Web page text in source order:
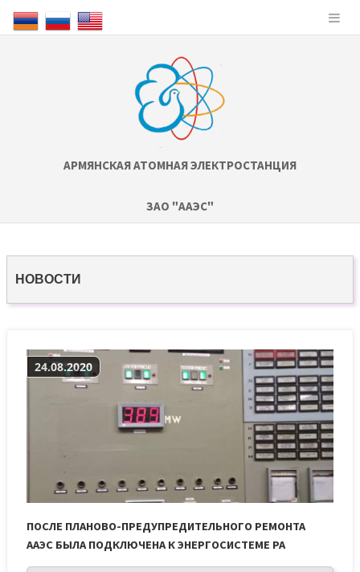
АРМЯНСКАЯ АТОМНАЯ ЭЛЕКТРОСТАНЦИЯ
ЗАО "ААЭС"
НОВОСТИ
24.08.2020
ПОСЛЕ ПЛАНОВО-ПРЕДУПРЕДИТЕЛЬНОГО РЕМОНТА
ААЭС БЫЛА ПОДКЛЮЧЕНА К ЭНЕРГОСИСТЕМЕ РА